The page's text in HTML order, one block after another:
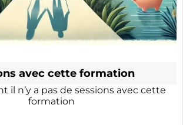
avec cette formation
il n’y a pas de sessions avec cette
formation